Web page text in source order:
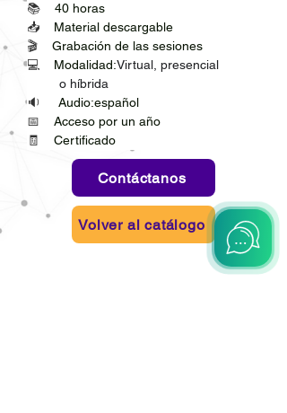
📚 40 horas
📥 Material descargable
🎬 Grabación de las sesiones
💻 Modalidad:Virtual, presencial
o híbrida
🔉 Audio:español
📅 Acceso por un año
🧾 Certificado
Contáctanos
Volver al catálogo